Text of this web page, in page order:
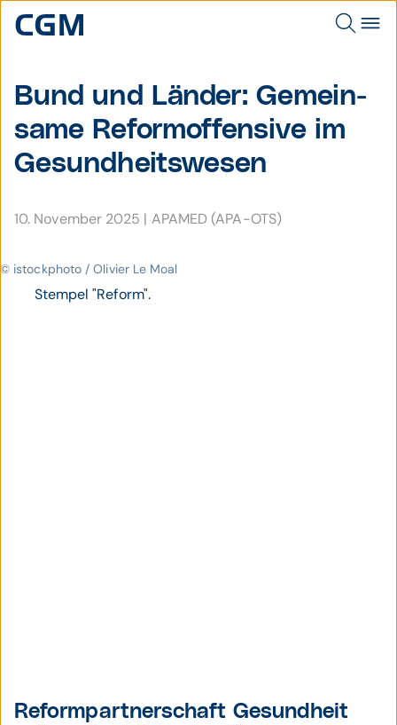
Bund und Länder: Gemein­
same Reform­offen­sive im
Gesund­heits­wesen
10. November 2025 | APAMED (APA-OTS)
© istockphoto / Olivier Le Moal
Stempel "Reform".
Reformpartnerschaft Gesundheit